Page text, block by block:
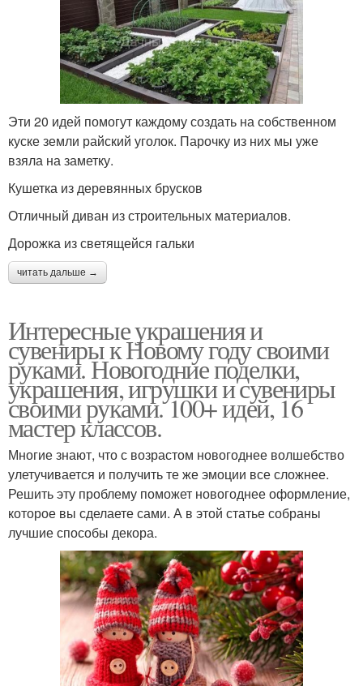
Эти 20 идей помогут каждому создать на собственном
куске земли райский уголок. Парочку из них мы уже
взяла на заметку.
Кушетка из деревянных брусков
Отличный диван из строительных материалов.
Дорожка из светящейся гальки
читать дальше →
Интересные украшения и
сувениры к Новому году своими
руками. Новогодние поделки,
украшения, игрушки и сувениры
своими руками. 100+ идей, 16
мастер классов.
Многие знают, что с возрастом новогоднее волшебство
улетучивается и получить те же эмоции все сложнее.
Решить эту проблему поможет новогоднее оформление,
которое вы сделаете сами. А в этой статье собраны
лучшие способы декора.